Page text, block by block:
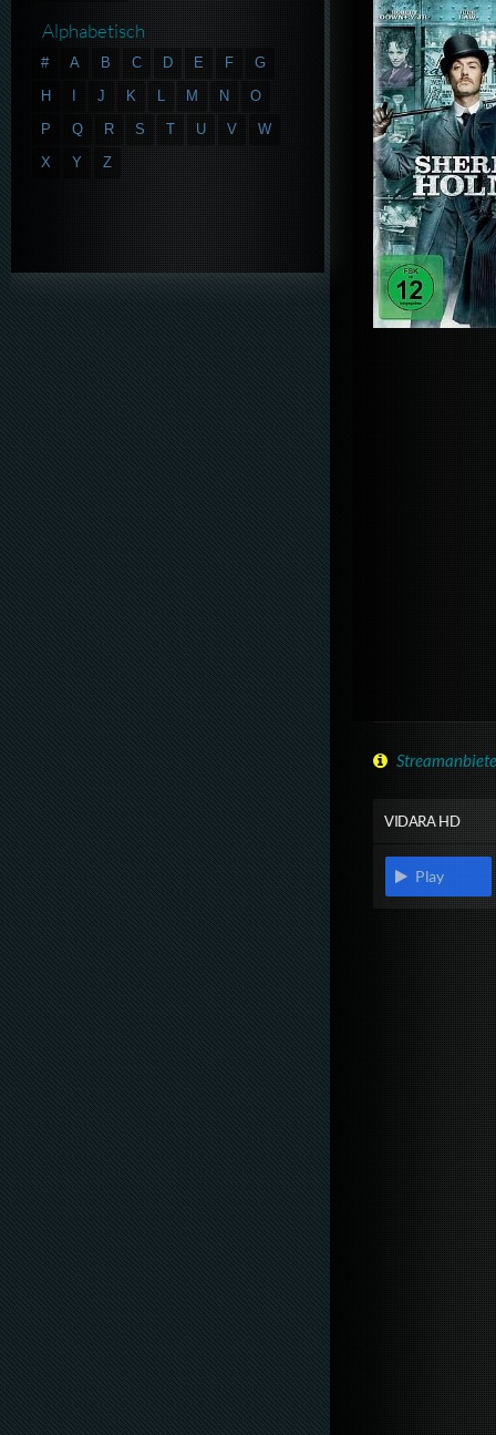
VIDARA HD
Play
Alphabetisch
# A B C D E F
G
H
J K L M N
O
P
Q R S T U V
W
X
Y Z